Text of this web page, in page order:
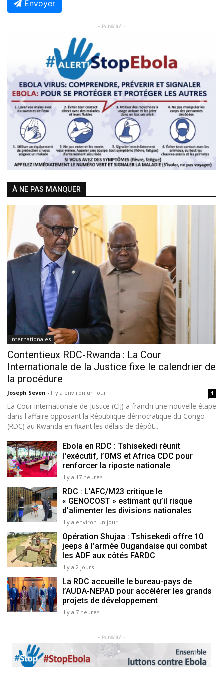
Envoyer
- Publicité -
Previous Next
À NE PAS MANQUER
Internationales
Contentieux RDC-Rwanda : La Cour
Internationale de la Justice fixe le calendrier de
la procédure
Joseph Seven - Il y a environ un jour 1
La Cour internationale de Justice (CIJ) a franchi une nouvelle étape
dans l'affaire opposant la République démocratique du Congo
(RDC) au Rwanda en fixant les délais de dépôt...
Ebola en RDC : Tshisekedi réunit
l'exécutif, l’OMS et Africa CDC pour
renforcer la riposte nationale
Il y a 17 heures
RDC : L’AFC/M23 critique le
« GENOCOST » estimant qu’il risque
d'alimenter les divisions nationales
Il y a environ un jour
Opération Shujaa : Tshisekedi offre 10
jeeps à l’armée Ougandaise qui combat
les ADF aux côtés FARDC
Il y a 2 jours
La RDC accueille le bureau-pays de
l’AUDA-NEPAD pour accélérer les grands
projets de développement
Il y a 7 heures
- Publicité -
Previous Next